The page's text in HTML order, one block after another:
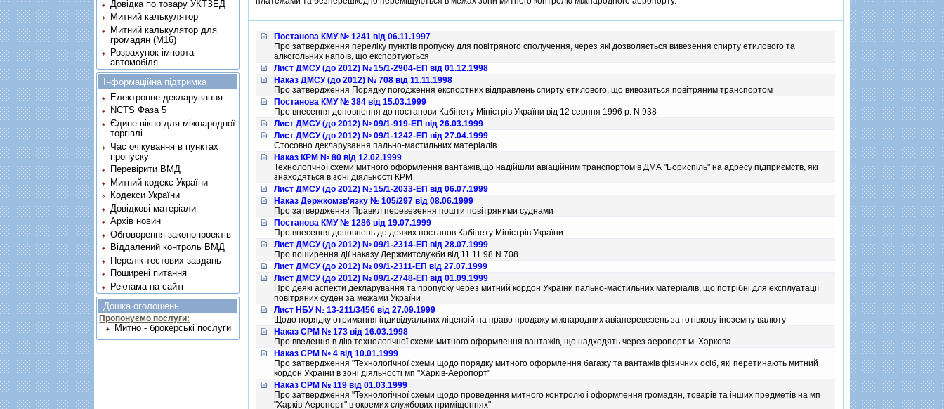
Постанова КМУ № 1241 від 06.11.1997
Про затвердження перелiку пунктiв пропуску для повiтряного сполучення, через якi дозволяється вивезення спирту етилового та
алкогольних напоїв, що експортуються
Лист ДМСУ (до 2012) № 15/1-2904-ЕП від 01.12.1998
Наказ ДМСУ (до 2012) № 708 від 11.11.1998
Про затвердження Порядку погодження експортних вiдправлень спирту етилового, що вивозиться повiтряним транспортом
Постанова КМУ № 384 від 15.03.1999
Про внесення доповнення до постанови Кабiнету Мiнiстрiв України вiд 12 серпня 1996 р. N 938
Лист ДМСУ (до 2012) № 09/1-919-ЕП від 26.03.1999
Лист ДМСУ (до 2012) № 09/1-1242-ЕП від 27.04.1999
Стосовно декларування пально-мастильних матерiалiв
Наказ КРМ № 80 від 12.02.1999
Технологiчної схеми митного оформлення вантажiв,що надiйшли авiацiйним транспортом в ДМА "Бориспiль" на адресу пiдприємств, якi
знаходяться в зонi дiяльностi КРМ
Лист ДМСУ (до 2012) № 15/1-2033-ЕП від 06.07.1999
Наказ Держкомзв'язку № 105/297 від 08.06.1999
Про затвердження Правил перевезення пошти повiтряними суднами
Постанова КМУ № 1286 від 19.07.1999
Про внесення доповнень до деяких постанов Кабiнету Мiнiстрiв України
Лист ДМСУ (до 2012) № 09/1-2314-ЕП від 28.07.1999
Про поширення дiї наказу Держмитслужби вiд 11.11.98 N 708
Лист ДМСУ (до 2012) № 09/1-2311-ЕП від 27.07.1999
Лист ДМСУ (до 2012) № 09/1-2748-ЕП від 01.09.1999
Про деякi аспекти декларування та пропуску через митний кордон України пально-мастильних матерiалiв, що потрiбнi для експлуатацiї
повiтряних суден за межами України
Лист НБУ № 13-211/3456 від 27.09.1999
Щодо порядку отримання iндивiдуальних лiцензiй на право продажу мiжнародних авiаперевезень за готiвкову iноземну валюту
Наказ СРМ № 173 від 16.03.1998
Про введення в дiю технологiчної схеми митного оформлення вантажiв, що надходять через аеропорт м. Харкова
Наказ СРМ № 4 від 10.01.1999
Про затвердження "Технологiчної схеми щодо порядку митного оформлення багажу та вантажiв фiзичних осiб, якi перетинають митний
кордон України в зонi дiяльностi мп "Харкiв-Аеропорт"
Наказ СРМ № 119 від 01.03.1999
Про затвердження "Технологiчної схеми щодо проведення митного контролю i оформлення громадян, товарiв та iнших предметiв на мп
"Харкiв-Аеропорт" в окремих службових примiщеннях"
Довідка по товару УКТЗЕД
Митний калькулятор
Митний калькулятор для
громадян (М16)
Розрахунок імпорта
автомобіля
Інформаційна підтримка
Електронне декларування
NCTS Фаза 5
Єдине вікно для міжнародної
торгівлі
Час очікування в пунктах
пропуску
Перевірити ВМД
Митний кодекс України
Кодекси України
Довідкові матеріали
Архів новин
Обговорення законопроектів
Віддалений контроль ВМД
Перелік тестових завдань
Поширені питання
Реклама на сайті
Дошка оголошень
Пропонуємо послуги:
Митно - брокерські послуги